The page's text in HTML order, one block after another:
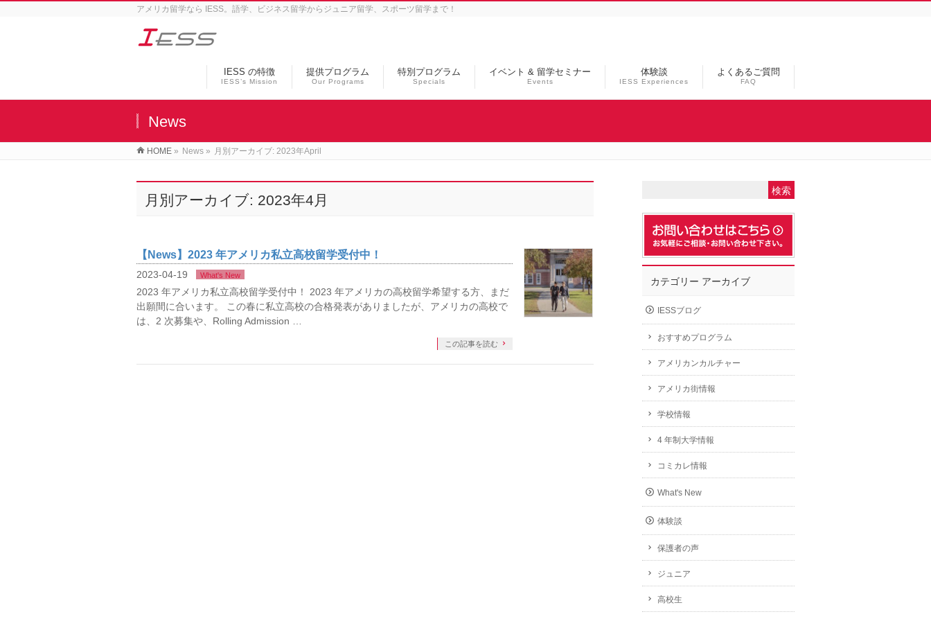
アメリカ留学なら IESS。語学、ビジネス留学からジュニア留学、スポーツ留学まで！
IESS の特徴
IESS’s Mission
提供プログラム
Our Programs
特別プログラム
Specials
イベント & 留学セミナー
Events
体験談
IESS Experiences
よくあるご質問
FAQ
News
HOME » News » 月別アーカイブ: 2023年April
月別アーカイブ: 2023年4月
【News】2023 年アメリカ私立高校留学受付中！
2023-04-19 What's New
2023 年アメリカ私立高校留学受付中！ 2023 年アメリカの高校留学希望する方、まだ
出願間に合います。 この春に私立高校の合格発表がありましたが、アメリカの高校で
は、2 次募集や、Rolling Admission …
この記事を読む
カテゴリー アーカイブ
IESSブログ
おすすめプログラム
アメリカンカルチャー
アメリカ街情報
学校情報
4 年制大学情報
コミカレ情報
What's New
体験談
保護者の声
ジュニア
高校生